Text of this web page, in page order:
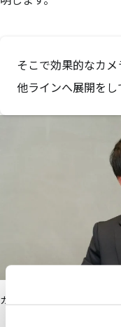
カメラシステムの全国9工
そこで効果的なカメ
他ラインへ展開をし